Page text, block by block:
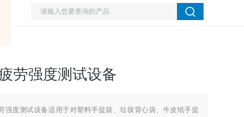
劳强度测试设备
强度测试设备适用于对塑料手提袋、垃圾背心袋、牛皮纸手提